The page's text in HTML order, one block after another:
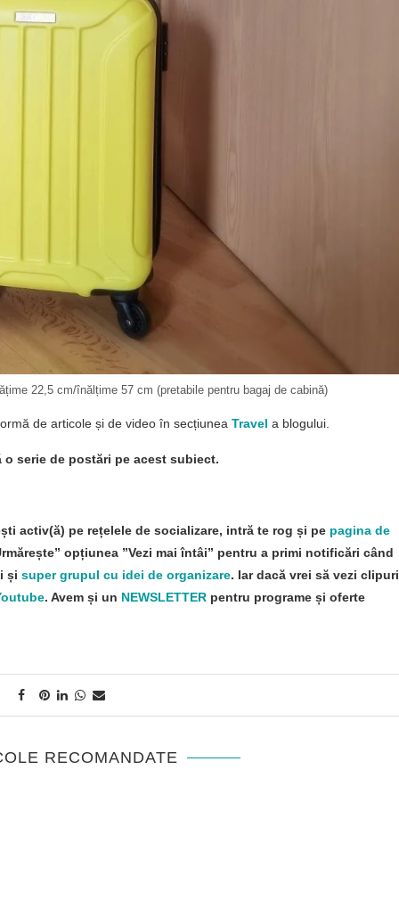
22,5 cm/înălțime 57 cm (pretabile pentru bagaj de cabină)
de articole și de video în secțiunea Travel a blogului.
o serie de postări pe acest subiect.
activ(ă) pe rețelele de socializare, intră te rog și pe pagina de
opțiunea ”Vezi mai întâi” pentru a primi notificări când
și super grupul cu idei de organizare. Iar dacă vrei să vezi clipuri
. Avem și un NEWSLETTER pentru programe și oferte
RECOMANDATE